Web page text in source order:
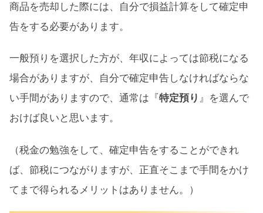
商品を売却した際には、自分で損益計算をして確定申
告をする必要があります。
一般預りを選択した方が、年収によっては節税になる
場合がありますが、自分で確定申告しなければならな
い手間がありますので、通常は『特定預り 』を選んで
おけば良いと思います。
（税金の勉強をして、確定申告をすることができれ
ば、節税につながりますが、正直そこまで手間をかけ
てまで得られるメリットはありません。）